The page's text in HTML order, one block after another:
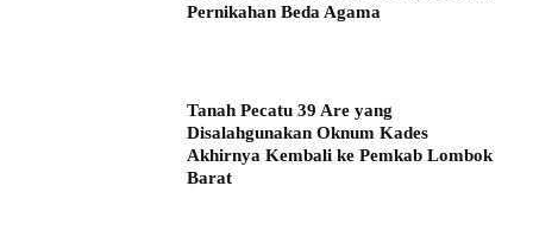
Pernikahan Beda Agama
Tanah Pecatu 39 Are yang
Disalahgunakan Oknum Kades
Akhirnya Kembali ke Pemkab Lombok
Barat